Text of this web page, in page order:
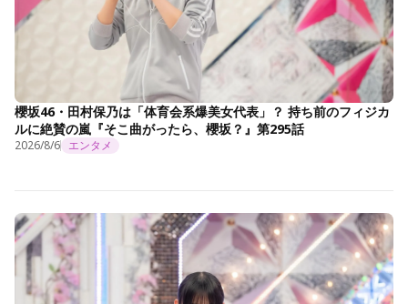
櫻坂46・田村保乃は「体育会系爆美女代表」？ 持ち前のフィジカ
ルに絶賛の嵐『そこ曲がったら、櫻坂？』第295話
2026/8/6 エンタメ